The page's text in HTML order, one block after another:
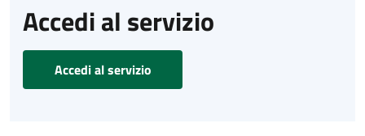
Accedi al servizio
Accedi al servizio